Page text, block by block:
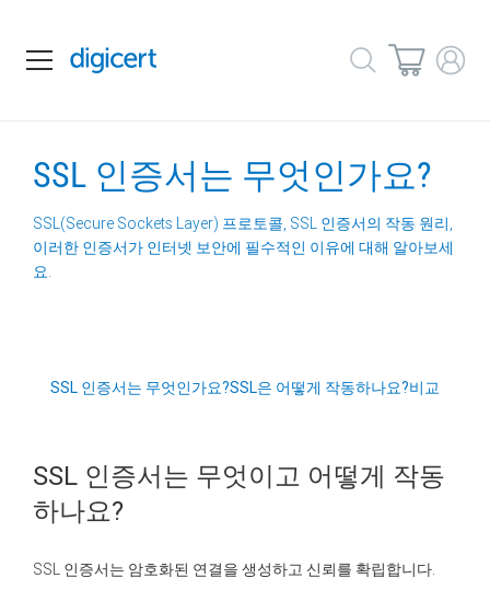
SSL 인증서는 무엇인가요?
SSL(Secure Sockets Layer) 프로토콜, SSL 인증서의 작동 원리,
이러한 인증서가 인터넷 보안에 필수적인 이유에 대해 알아보세
요.
SSL 인증서는 무엇인가요?SSL은 어떻게 작동하나요?비교
SSL 인증서는 무엇이고 어떻게 작동
하나요?
SSL 인증서는 암호화된 연결을 생성하고 신뢰를 확립합니다.